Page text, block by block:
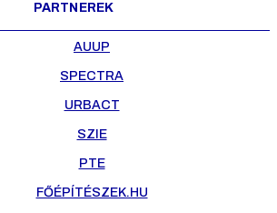
PARTNEREK
AUUP
SPECTRA
URBACT
SZIE
PTE
FŐÉPÍTÉSZEK.HU